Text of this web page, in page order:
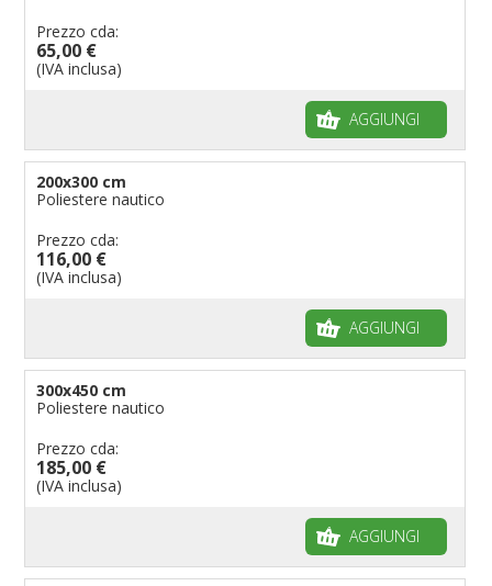
Prezzo cda:
65,00 €
(IVA inclusa)
AGGIUNGI
200x300 cm
Poliestere nautico
Prezzo cda:
116,00 €
(IVA inclusa)
AGGIUNGI
300x450 cm
Poliestere nautico
Prezzo cda:
185,00 €
(IVA inclusa)
AGGIUNGI